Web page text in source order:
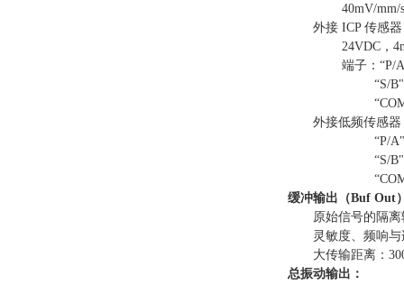
40mV/
外接 ICP 传感
24VDC，
端子：“P/
“S/
外接低频传感器
“P/
“S/
缓冲输出（Buf Out
原始信号的隔
灵敏度、频响
大传输距离：
总振动输出：